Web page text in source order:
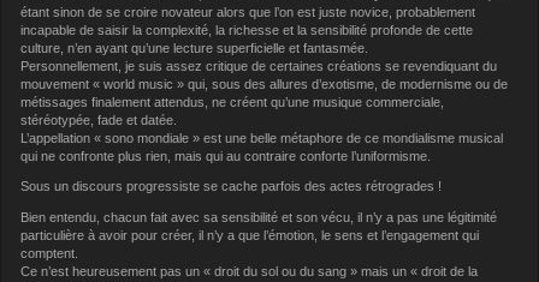
étant sinon de se croire novateur alors que l’on est juste novice, probablement
incapable de saisir la complexité, la richesse et la sensibilité profonde de cette
culture, n’en ayant qu’une lecture superficielle et fantasmée.
Personnellement, je suis assez critique de certaines créations se revendiquant du
mouvement « world music » qui, sous des allures d’exotisme, de modernisme ou de
métissages finalement attendus, ne créent qu’une musique commerciale,
stéréotypée, fade et datée.
L’appellation « sono mondiale » est une belle métaphore de ce mondialisme musical
qui ne confronte plus rien, mais qui au contraire conforte l’uniformisme.
Sous un discours progressiste se cache parfois des actes rétrogrades !
Bien entendu, chacun fait avec sa sensibilité et son vécu, il n’y a pas une légitimité
particulière à avoir pour créer, il n’y a que l’émotion, le sens et l’engagement qui
comptent.
Ce n’est heureusement pas un « droit du sol ou du sang » mais un « droit de la